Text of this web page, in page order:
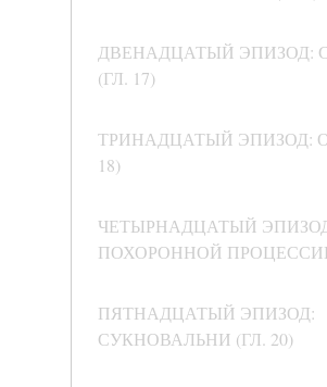
ДВЕНАДЦАТЫЙ ЭПИЗОД:
(ГЛ. 17)
ТРИНАДЦАТЫЙ ЭПИЗОД:
18)
ЧЕТЫРНАДЦАТЫЙ
ПОХОРОННОЙ
ПЯТНАДЦАТЫЙ ЭПИЗОД:
СУКНОВАЛЬНИ (ГЛ. 20)